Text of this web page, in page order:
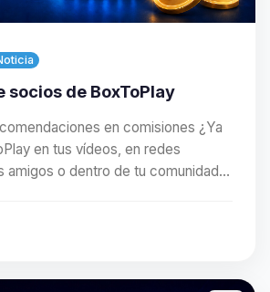
socios de BoxToPlay
en comisiones ¿Ya
en tus vídeos, en redes
amigos o dentro de tu comunidad?